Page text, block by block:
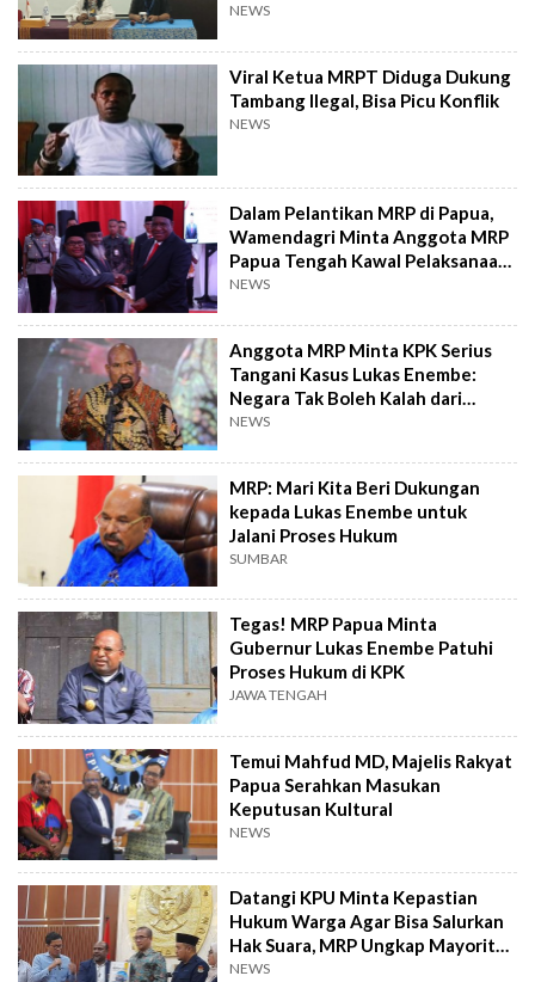
NEWS
Viral Ketua MRPT Diduga Dukung
Tambang Ilegal, Bisa Picu Konflik
NEWS
Dalam Pelantikan MRP di Papua,
Wamendagri Minta Anggota MRP
Papua Tengah Kawal Pelaksanaan
Pemilu-Pilkada Serentak 2024
NEWS
Anggota MRP Minta KPK Serius
Tangani Kasus Lukas Enembe:
Negara Tak Boleh Kalah dari
Koruptor
NEWS
MRP: Mari Kita Beri Dukungan
kepada Lukas Enembe untuk
Jalani Proses Hukum
SUMBAR
Tegas! MRP Papua Minta
Gubernur Lukas Enembe Patuhi
Proses Hukum di KPK
JAWA TENGAH
Temui Mahfud MD, Majelis Rakyat
Papua Serahkan Masukan
Keputusan Kultural
NEWS
Datangi KPU Minta Kepastian
Hukum Warga Agar Bisa Salurkan
Hak Suara, MRP Ungkap Mayoritas
Orang Papua Belum Punya e-KTP
NEWS